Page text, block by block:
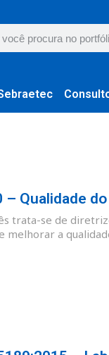
Qualidade
trata-se de
a